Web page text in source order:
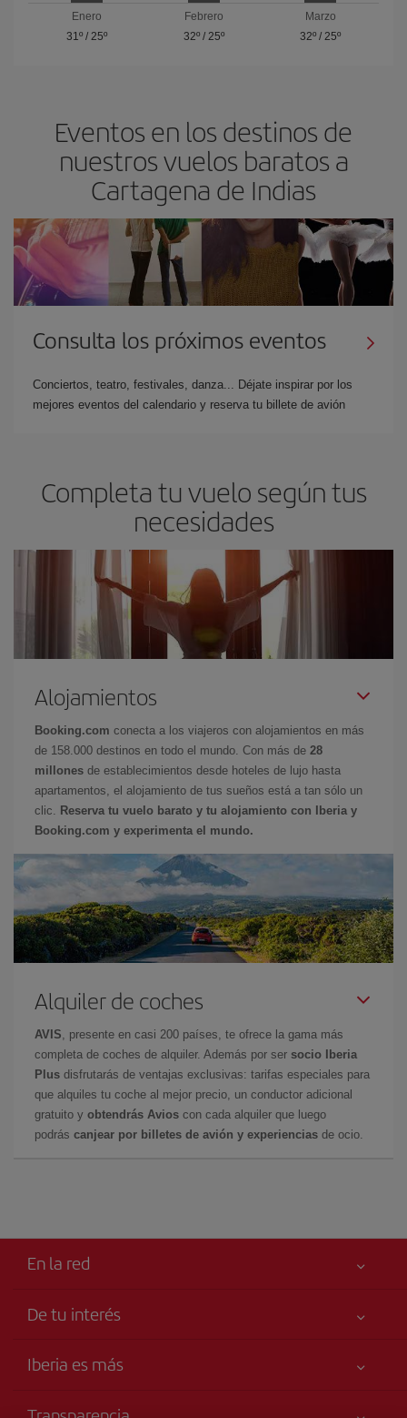
Enero
31º/ 25º
Febrero
32º/ 25º
Marzo
32º / 25º
Eventos en los destinos de
nuestros vuelos baratos a
Cartagena de Indias
Consulta los próximos eventos
Conciertos, teatro, festivales, danza... Déjate inspirar por los
mejores eventos del calendario y reserva tu billete de avión
Completa tu vuelo según tus
necesidades
Alojamientos
Booking.com conecta a los viajeros con alojamientos en más
de 158.000 destinos en todo el mundo. Con más de 28
millones de establecimientos desde hoteles de lujo hasta
apartamentos, el alojamiento de tus sueños está a tan sólo un
clic.
Reserva tu vuelo barato y tu alojamiento con Iberia y
Booking.com y experimenta el mundo.
Alquiler de coches
AVIS , presente en casi 200 países, te ofrece la gama más
completa de coches de alquiler. Además por ser socio Iberia
Plus disfrutarás de ventajas exclusivas: tarifas especiales para
que alquiles tu coche al mejor precio, un conductor adicional
gratuito y obtendrás Avios con cada alquiler que luego
podrás canjear por billetes de avión y experiencias de ocio.
En la red
De tu interés
Accesibilidad
Iberia es más